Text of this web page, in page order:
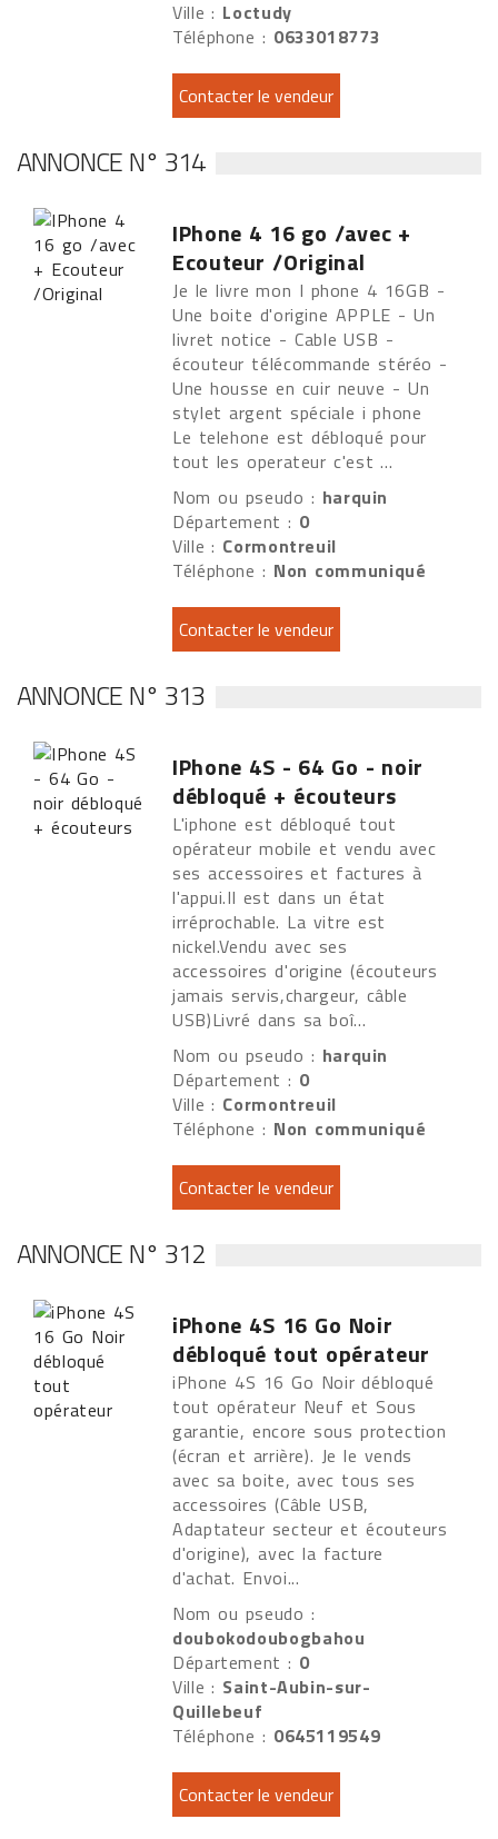
Ville : Loctudy
Téléphone : 0633018773
ANNONCE N° 314
IPhone 4 16 go /avec +
Ecouteur /Original
Je le livre mon I phone 4 16GB -
Une boite d'origine APPLE - Un
livret notice - Cable USB -
écouteur télécommande stéréo -
Une housse en cuir neuve - Un
stylet argent spéciale i phone
Le telehone est débloqué pour
tout les operateur c'est ...
Nom ou pseudo : harquin
Département : 0
Ville : Cormontreuil
Téléphone : Non communiqué
ANNONCE N° 313
IPhone 4S - 64 Go - noir
débloqué + écouteurs
L'iphone est débloqué tout
opérateur mobile et vendu avec
ses accessoires et factures à
l'appui.Il est dans un état
irréprochable. La vitre est
nickel.Vendu avec ses
accessoires d'origine (écouteurs
jamais servis,chargeur, câble
USB)Livré dans sa boî...
Nom ou pseudo : harquin
Département : 0
Ville : Cormontreuil
Téléphone : Non communiqué
ANNONCE N° 312
iPhone 4S 16 Go Noir
débloqué tout opérateur
iPhone 4S 16 Go Noir débloqué
tout opérateur Neuf et Sous
garantie, encore sous protection
(écran et arrière). Je le vends
avec sa boite, avec tous ses
accessoires (Câble USB,
Adaptateur secteur et écouteurs
d'origine), avec la facture
d'achat. Envoi...
Nom ou pseudo :
doubokodoubogbahou
Département : 0
Ville : Saint-Aubin-sur-
Quillebeuf
Téléphone : 0645119549